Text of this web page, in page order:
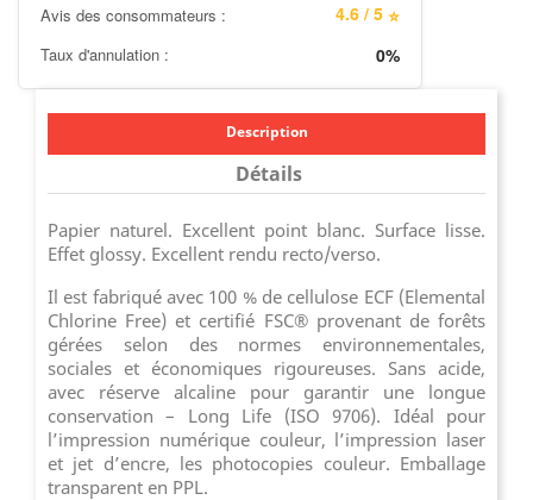
Avis des consommateurs : 4.6 / 5 ⭐
Taux d'annulation : 0%
Description
Détails
Papier naturel. Excellent point blanc. Surface lisse.
Effet glossy. Excellent rendu recto/verso.
Il est fabriqué avec 100 % de cellulose ECF (Elemental
Chlorine Free) et certifié FSC® provenant de forêts
gérées selon des normes environnementales,
sociales et économiques rigoureuses. Sans acide,
avec réserve alcaline pour garantir une longue
conservation – Long Life (ISO 9706). Idéal pour
l’impression numérique couleur, l’impression laser
et jet d’encre, les photocopies couleur. Emballage
transparent en PPL.